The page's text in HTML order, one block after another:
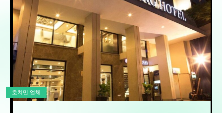
호치민 업체